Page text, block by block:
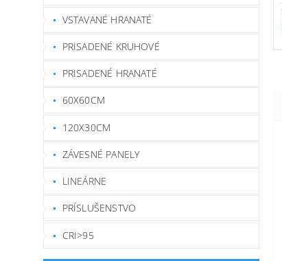
VSTAVANÉ HRANATÉ
PRISADENÉ KRUHOVÉ
PRISADENÉ HRANATÉ
60X60CM
120X30CM
ZÁVESNÉ PANELY
LINEÁRNE
PRÍSLUŠENSTVO
CRI>95